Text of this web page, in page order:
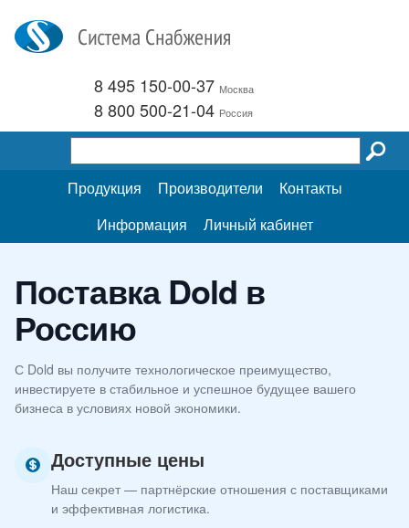
8 495 150-00-37 Москва
8 800 500-21-04 Россия
Продукция Производители
Контакты
Информация
Личный кабинет
Поставка Dold в
Россию
С Dold вы получите технологическое преимущество,
инвестируете в стабильное и успешное будущее вашего
бизнеса в условиях новой экономики.
Доступные цены
Наш секрет — партнёрские отношения с поставщиками
и эффективная логистика.